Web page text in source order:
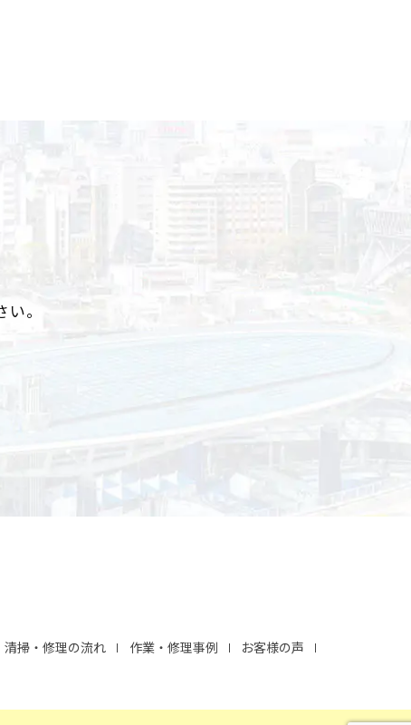
。
清掃・修理の流れ 作業・修理事例
お客様の声